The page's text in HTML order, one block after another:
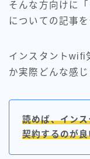
ahamo光
そんな方向けに
についての記事
インスタントwifi
か実際どんな感
読めば、イン
契約するのが